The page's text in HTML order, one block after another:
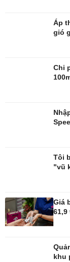
Tình yêu - Gia
Áp
gió
Chi
Tôi
"vũ
Giá
61,9
khu